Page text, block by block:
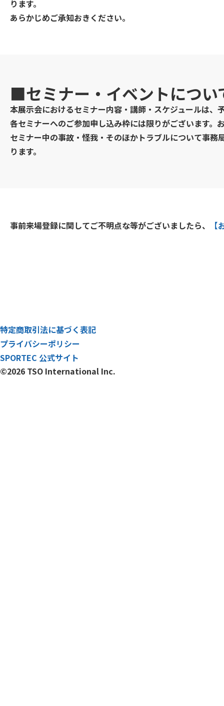
ります。
あらかじめご承知おきください。
■セミナー・イベントについ
本展示会におけるセミナー内容・講師・スケジュールは、
各セミナーへのご参加申し込み枠には限りがございます。
セミナー中の事故・怪我・そのほかトラブルについて事
ります。
事前来場登録に関してご不明点な等がございましたら、
特定商取引法に基づく表記
プライバシーポリシー
SPORTEC 公式サイト
©2026 TSO International Inc.